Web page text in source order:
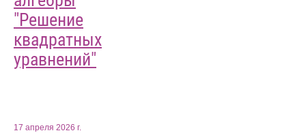
"Решение
квадратных
уравнений"
17 апреля 2026 г.